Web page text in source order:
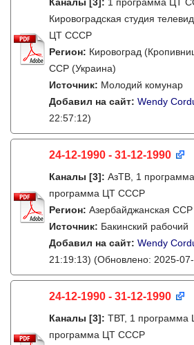
Кировоградская студия
ЦТ СССР
Регион: Кировоград
ССР (Украина)
Источник: Молодий комунар
Добавил на сайт: Wendy
22:57:12)
24-12-1990 - 31-12-1990
Каналы [3]: АзТВ, 1
программа ЦТ СССР
Регион: Азербайджанская
Источник: Бакинский рабочий
Добавил на сайт: Wendy
21:19:13) (Обновлено: 2025-
24-12-1990 - 31-12-1990
Каналы [3]: ТВТ, 1 программа
программа ЦТ СССР